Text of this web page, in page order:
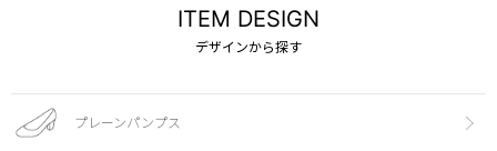
ITEM DESIGN
デザインから探す
プレーンパンプス